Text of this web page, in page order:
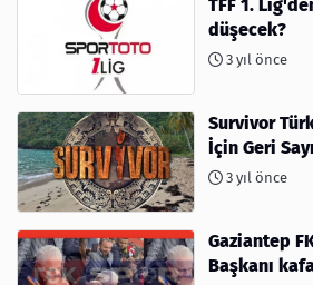
TFF 1.
düşecek?
3 yıl önce
Survivor
İçin Geri
kimler var?
3 yıl önce
Gaziantep
Başkanı